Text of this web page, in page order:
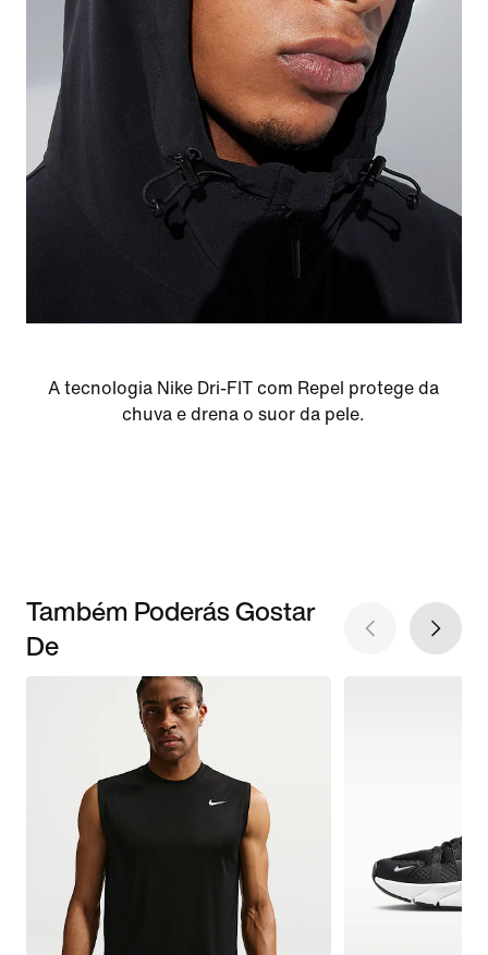
A tecnologia Nike Dri-FIT com Repel protege da
chuva e drena o suor da pele.
Também Poderás Gostar
De